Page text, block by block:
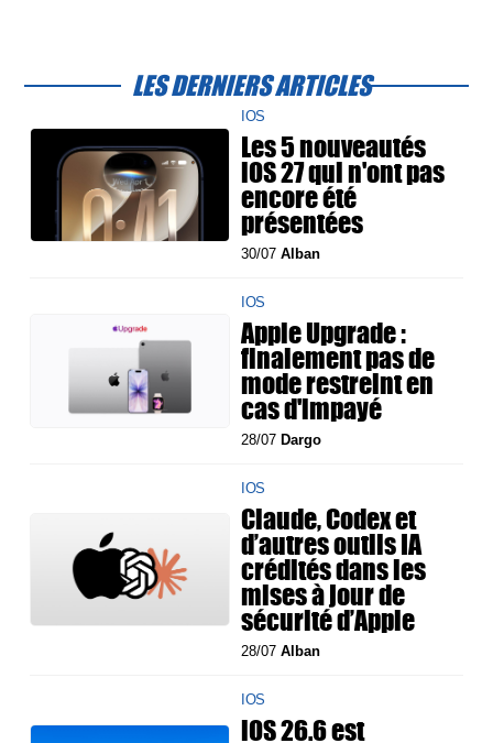
LES DERNIERS ARTICLES
IOS
Les 5 nouveautés
iOS 27 qui n'ont pas
encore été
présentées
30/07Alban
IOS
Apple Upgrade :
finalement pas de
mode restreint en
cas d'impayé
28/07 Dargo
IOS
Claude, Codex et
d’autres outils IA
crédités dans les
mises à jour de
sécurité d’Apple
28/07Alban
IOS
iOS 26.6 est